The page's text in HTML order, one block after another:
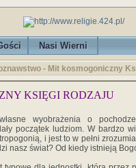
Nasi Wierni
- Mit kosmogoniczny
KSIĘGI RODZAJU
wyobrażenia o
początek ludziom. W bardzo
i jest to w pełni
nasz świat? Od kiedy istnieją